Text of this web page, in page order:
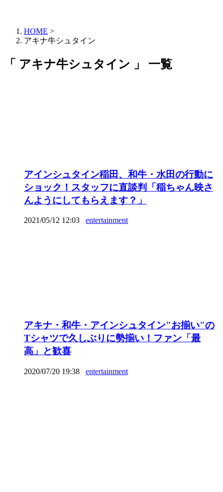
HOME >
アキナ牛シュタイン
「 アキナ牛シュタイン 」 一覧
アインシュタイン稲田、和牛・水田の行動に
ショック！スタッフに直談判「稲ちゃん映さ
んようにしてもらえます？」
2021/05/12 12:03 entertainment
アキナ・和牛・アインシュタイン"お揃い"の
Tシャツで久しぶりに勢揃い！ファン「最
高」と歓喜
2020/07/20 19:38 entertainment